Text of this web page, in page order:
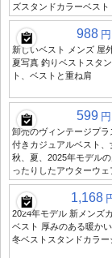
ズスタンドカラーベスト
988 円
新しいベスト メンズ 屋
夏写真 釣りベストスタ
ト、ベストと重ね肩
599 円
卸売のヴィンテージプラ
付きカジュアルベスト、
秋、夏、2025年モデル
ったりしたアウターウェ
1,168
2024年モデル 新メンズ
ベスト 厚みのある暖か
冬ベストスタンドカラー